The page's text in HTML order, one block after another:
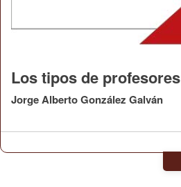
Los tipos de profesores
Jorge Alberto González Galván